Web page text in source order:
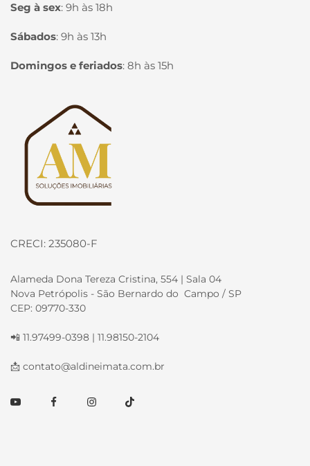
Seg à sex: 9h às 18h
Sábados: 9h às 13h
Domingos e feriados: 8h às 15h
Página inicial
CRECI: 235080-F
Alameda Dona Tereza Cristina, 554 | Sala 04
Nova Petrópolis - São Bernardo do Campo / SP
CEP: 09770-330
📲 11.97499-0398 | 11.98150-2104
📩 contato@aldineimata.com.br
YoutubeFacebookInstagramTikTok